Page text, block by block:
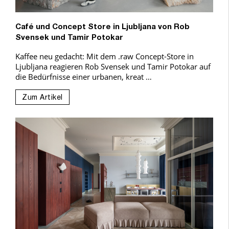
Café und Concept Store in Ljubljana von Rob
Svensek und Tamir Potokar
Kaffee neu gedacht: Mit dem .raw Concept-Store in
Ljubljana reagieren Rob Svensek und Tamir Potokar auf
die Bedürfnisse einer urbanen, kreat …
Zum Artikel